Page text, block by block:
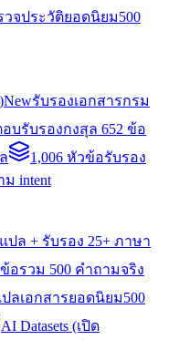
วจประวัติยอดนิยม500
Newรับรองเอกสารกรม
บรับรองกงสุล 652 ข้อ
1,006 หัวข้อรับรอง
intent
แปล + รับรอง 25+ ภาษา
อรวม 500 คำถามจริง
ลเอกสารยอดนิยม500
AI Datasets (เปิด